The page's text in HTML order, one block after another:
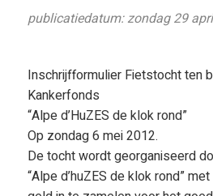
publicatiedatum: zondag 29
Inschrijfformulier Fietstocht ten
Kankerfonds
“Alpe d’HuZES de klok rond”
Op zondag 6 mei 2012.
De tocht wordt georganiseerd
“Alpe d’huZES de klok rond”